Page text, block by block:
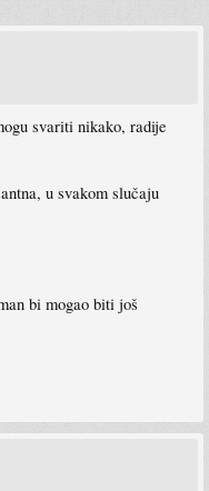
svariti nikako, radije
u svakom slučaju
bi mogao biti još